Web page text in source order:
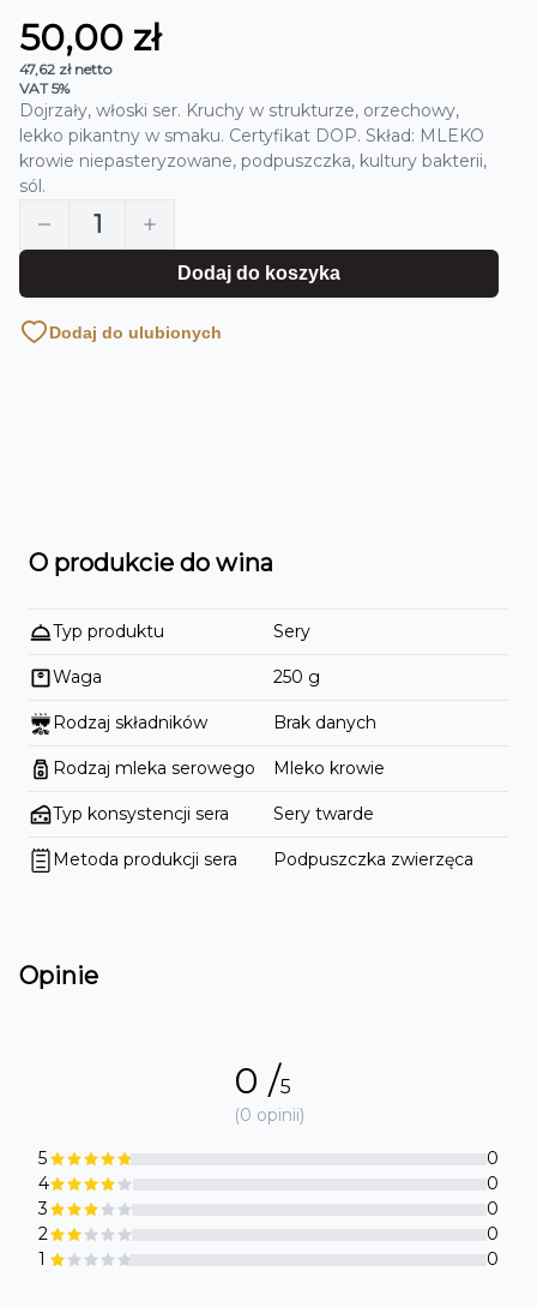
50,00 zł
47,62 zł netto
VAT 5%
Dojrzały, włoski ser. Kruchy w strukturze, orzechowy,
lekko pikantny w smaku. Certyfikat DOP. Skład: MLEKO
krowie niepasteryzowane, podpuszczka, kultury bakterii,
sól.
1
Dodaj do koszyka
Dodaj do ulubionych
O produkcie do wina
Typ produktu Sery
Waga 250 g
Rodzaj składników Brak danych
Rodzaj mleka serowego Mleko krowie
Typ konsystencji sera Sery twarde
Metoda produkcji sera Podpuszczka zwierzęca
Opinie
0 /5
(0 opinii)
5
0
4
0
3
0
2
0
1
0